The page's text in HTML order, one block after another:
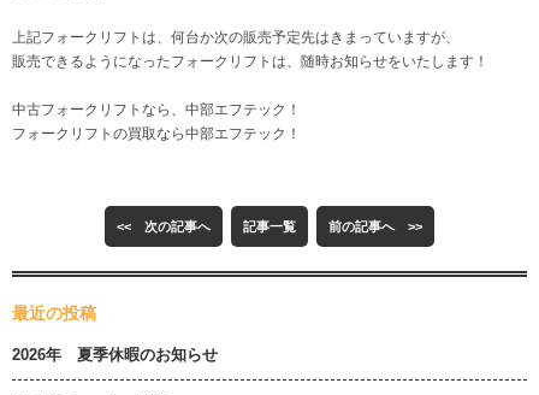
上記フォークリフトは、何台か次の販売予定先はきまっていますが、
販売できるようになったフォークリフトは、随時お知らせをいたします！
中古フォークリフトなら、中部エフテック！
フォークリフトの買取なら中部エフテック！
<< 次の記事へ 記事一覧 前の記事へ >>
最近の投稿
2026年 夏季休暇のお知らせ